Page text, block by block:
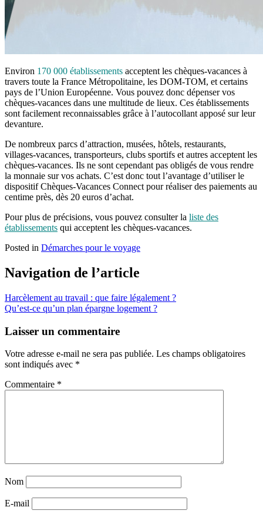
Environ 170 000 établissements acceptent les chèques-vacances à
travers toute la France Métropolitaine, les DOM-TOM, et certains
pays de l’Union Européenne. Vous pouvez donc dépenser vos
chèques-vacances dans une multitude de lieux. Ces établissements
sont facilement reconnaissables grâce à l’autocollant apposé sur leur
devanture.
De nombreux parcs d’attraction, musées, hôtels, restaurants,
villages-vacances, transporteurs, clubs sportifs et autres acceptent les
chèques-vacances. Ils ne sont cependant pas obligés de vous rendre
la monnaie sur vos achats. C’est donc tout l’avantage d’utiliser le
dispositif Chèques-Vacances Connect pour réaliser des paiements au
centime près, dès 20 euros d’achat.
Pour plus de précisions, vous pouvez consulter la liste des
établissements qui acceptent les chèques-vacances.
Posted in Démarches pour le voyage
Navigation de l’article
Harcèlement au travail : que faire légalement ?
Qu’est-ce qu’un plan épargne logement ?
Laisser un commentaire
Votre adresse e-mail ne sera pas publiée. Les champs obligatoires
sont indiqués avec *
Commentaire *
Nom
E-mail